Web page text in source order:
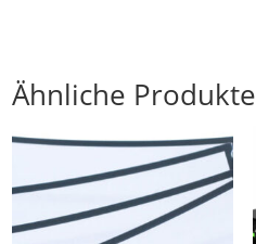
Ähnliche Produkte